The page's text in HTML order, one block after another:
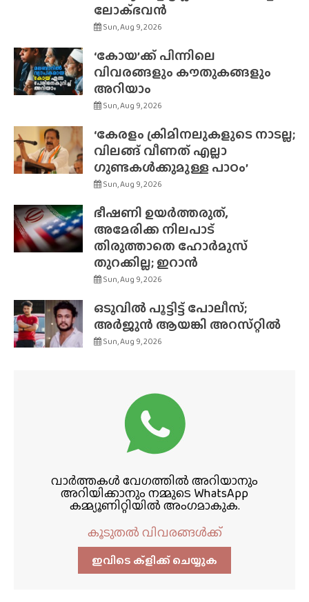
ലോക്‌ഭവൻ
Sun, Aug 9, 2026
‘കോയ’ക്ക് പിന്നിലെ
വിവരങ്ങളും കൗതുകങ്ങളും
അറിയാം
Sun, Aug 9, 2026
‘കേരളം ക്രിമിനലുകളുടെ നാടല്ല;
വിലങ്ങ് വീണത് എല്ലാ
ഗുണ്ടകൾക്കുമുള്ള പാഠം’
Sun, Aug 9, 2026
ഭീഷണി ഉയർത്തരുത്,
അമേരിക്ക നിലപാട്
തിരുത്താതെ ഹോർമുസ്
തുറക്കില്ല; ഇറാൻ
Sun, Aug 9, 2026
ഒടുവിൽ പൂട്ടിട്ട് പോലീസ്;
അർജുൻ ആയങ്കി അറസ്‌റ്റിൽ
Sun, Aug 9, 2026
വാർത്തകൾ വേഗത്തിൽ അറിയാനും
അറിയിക്കാനും നമ്മുടെ WhatsApp
കമ്മ്യൂണിറ്റിയിൽ അംഗമാകുക.
കൂടുതൽ വിവരങ്ങൾക്ക്
ഇവിടെ ക്ളിക്ക്‌ ചെയ്യുക